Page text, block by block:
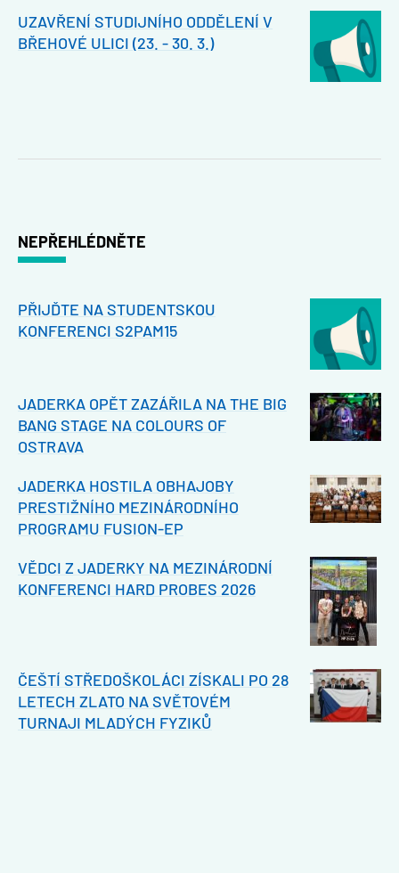
UZAVŘENÍ STUDIJNÍHO ODDĚLENÍ V
BŘEHOVÉ ULICI (23. - 30. 3.)
NEPŘEHLÉDNĚTE
PŘIJĎTE NA STUDENTSKOU
KONFERENCI S2PAM15
JADERKA OPĚT ZAZÁŘILA NA THE BIG
BANG STAGE NA COLOURS OF
OSTRAVA
JADERKA HOSTILA OBHAJOBY
PRESTIŽNÍHO MEZINÁRODNÍHO
PROGRAMU FUSION-EP
VĚDCI Z JADERKY NA MEZINÁRODNÍ
KONFERENCI HARD PROBES 2026
ČEŠTÍ STŘEDOŠKOLÁCI ZÍSKALI PO 28
LETECH ZLATO NA SVĚTOVÉM
TURNAJI MLADÝCH FYZIKŮ